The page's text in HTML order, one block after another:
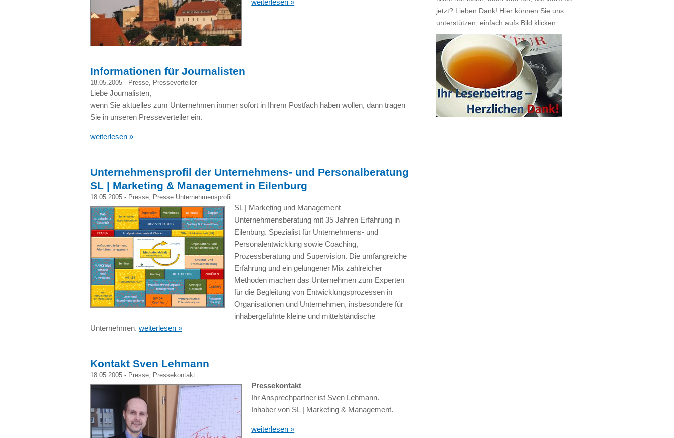
Informationen für Journalisten
18.05.2005 - Presse, Presseverteiler
Liebe Journalisten,
wenn Sie aktuelles zum Unternehmen immer sofort in Ihrem Postfach haben wollen, dann tragen
Sie in unseren Presseverteiler ein.
weiterlesen »
Unternehmensprofil der Unternehmens- und Personalberatung
SL | Marketing & Management in Eilenburg
18.05.2005 - Presse Presse Unternehmensprofil
SL | Marketing und Management –
Unternehmensberatung mit 35 Jahren Erfahrung in
Eilenburg. Spezialist für Unternehmens- und
Personalentwicklung sowie Coaching,
Prozessberatung und Supervision. Die umfangreiche
Erfahrung und ein gelungener Mix zahlreicher
Methoden machen das Unternehmen zum Experten
für die Begleitung von Entwicklungsprozessen in
Organisationen und Unternehmen, insbesondere für
inhabergeführte kleine und mittelständische
Unternehmen. weiterlesen »
Kontakt Sven Lehmann
18.05.2005 - Presse Pressekontakt
Pressekontakt
Ihr Ansprechpartner ist Sven Lehmann.
Inhaber von SL | Marketing & Management.
weiterlesen »
jetzt? Lieben Dank! Hier können Sie uns
unterstützen, einfach aufs Bild klicken.